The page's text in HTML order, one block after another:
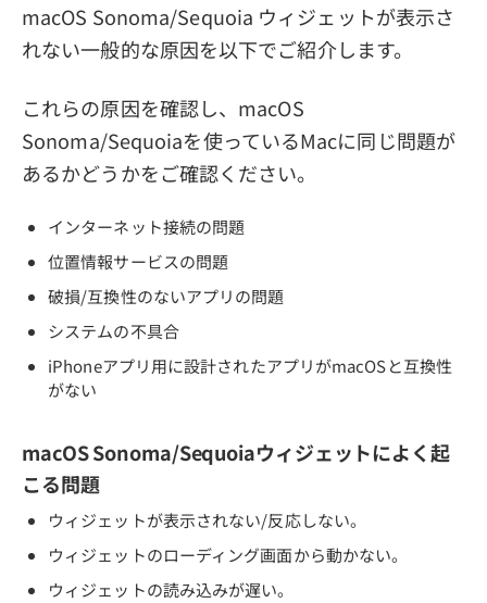
macOS Sonoma/Sequoia ウィジェットが表示さ
れない一般的な原因を以下でご紹介します。
これらの原因を確認し、macOS
Sonoma/Sequoiaを使っているMacに同じ問題が
あるかどうかをご確認ください。
インターネット接続の問題
位置情報サービスの問題
破損/互換性のないアプリの問題
システムの不具合
iPhoneアプリ用に設計されたアプリがmacOSと互換性
がない
macOS Sonoma/Sequoiaウィジェットによく起
こる問題
ウィジェットが表示されない/反応しない。
ウィジェットのローディング画面から動かない。
ウィジェットの読み込みが遅い。